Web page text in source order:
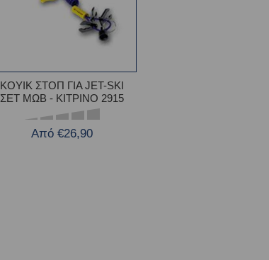
ΚΟΥΙΚ ΣΤΟΠ ΓΙΑ JET-SKI
ΣΕΤ ΜΩΒ - ΚΙΤΡΙΝΟ 2915
Από €26,90